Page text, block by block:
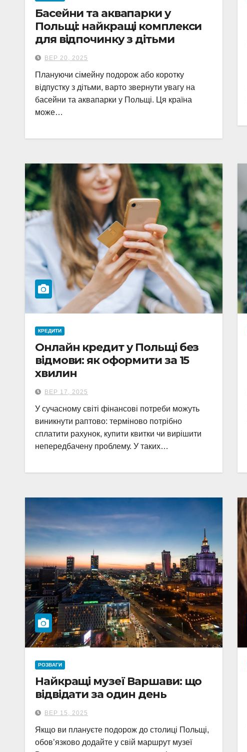
Басейни та аквапарки у
Польщі: найкращі комплекси
для відпочинку з дітьми
ВЕР 20, 2025
Плануючи сімейну подорож або коротку
відпустку з дітьми, варто звернути увагу на
басейни та аквапарки у Польщі. Ця країна
може…
КРЕДИТИ
Онлайн кредит у Польщі без
відмови: як оформити за 15
хвилин
ВЕР 17, 2025
У сучасному світі фінансові потреби можуть
виникнути раптово: терміново потрібно
сплатити рахунок, купити квитки чи вирішити
непередбачену проблему. У таких…
РОЗВАГИ
Найкращі музеї Варшави: що
відвідати за один день
ВЕР 15, 2025
Якщо ви плануєте подорож до столиці Польщі,
обов’язково додайте у свій маршрут музеї